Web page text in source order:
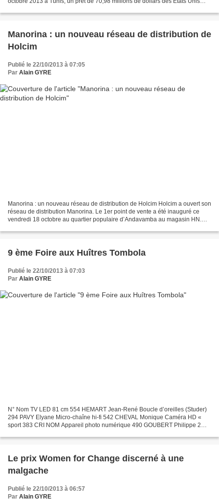
Manorina : un nouveau réseau de distribution de
Holcim
Publié le 22/10/2013 à 07:05
Par Alain GYRE
Manorina : un nouveau réseau de distribution de Holcim Holcim a ouvert son
réseau de distribution Manorina. Le 1er point de vente a été inauguré ce
vendredi 18 octobre au quartier populaire d’Andavamba au magasin HN.
9 ème Foire aux Huîtres Tombola
Publié le 22/10/2013 à 07:03
Par Alain GYRE
N° Nom TV LED 81 cm 554 HEMART Jean-René Boucle d’oreilles (Studer)
294 PAVY Elyane Micro-chaîne hi-fi 542 CHEVAL Monique Caméra HD «
sport 383 CRI NOM Appareil photo numérique 490 GOUBERT Philippe 2
Le prix Women for Change discerné à une
malgache
Publié le 22/10/2013 à 06:57
Par Alain GYRE